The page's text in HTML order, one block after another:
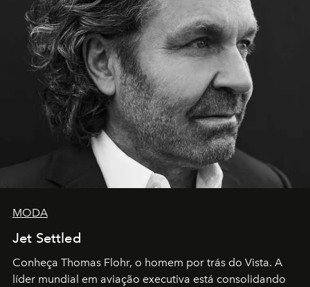
MODA
Jet Settled
Conheça Thomas Flohr, o homem por trás do Vista. A
líder mundial em aviação executiva está consolidando